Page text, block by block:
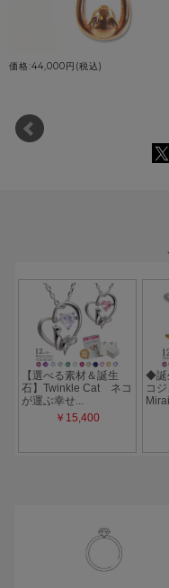
価格:44,000円(税込)